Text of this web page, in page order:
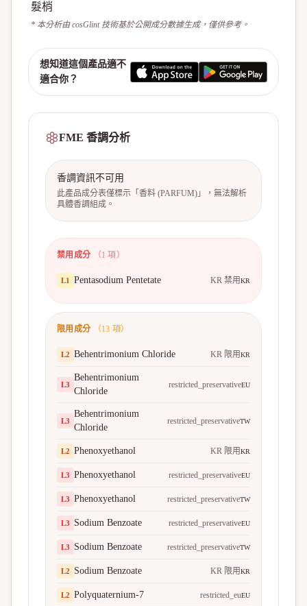
髮梢
* 本分析由 cosGlint 技術基於公開成分數據生成，僅供參考。
想知道這個產品適不
適合你？
FME 香調分析
香調資訊不可用
此產品成分表僅標示「香料 (PARFUM)」，無法解析
具體香調組成。
禁用成分 （1 項）
L1 Pentasodium Pentetate KR 禁用KR
限用成分 （13 項）
L2 Behentrimonium Chloride KR 限用KR
L3
Behentrimonium
Chloride
restricted_preservativeEU
L3
Behentrimonium
Chloride
restricted_preservativeTW
L2 Phenoxyethanol KR 限用KR
L3 Phenoxyethanol restricted_preservativeEU
L3 Phenoxyethanol restricted_preservativeTW
L3 Sodium Benzoate restricted_preservativeEU
L3 Sodium Benzoate restricted_preservativeTW
L2 Sodium Benzoate KR 限用KR
L2 Polyquaternium-7 restricted_euEU